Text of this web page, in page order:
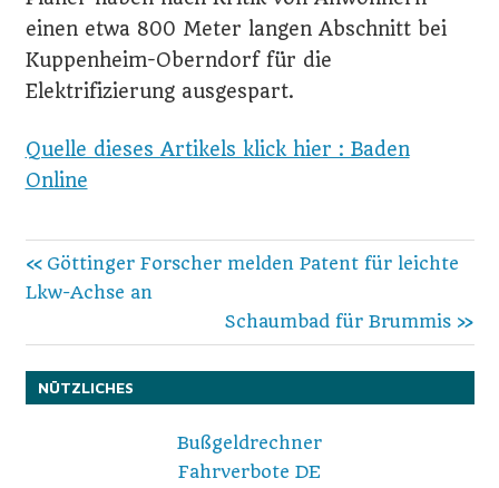
einen etwa 800 Meter langen Abschnitt bei
Kuppenheim-Oberndorf für die
Elektrifizierung ausgespart.
Quelle dieses Artikels klick hier : Baden
Online
Beitragsnavigation
Vorheriger
Beitrag:
Göttinger Forscher melden Patent für leichte
Lkw-Achse an
Nächster
Beitrag:
Schaumbad für Brummis
NÜTZLICHES
Bußgeldrechner
Fahrverbote DE